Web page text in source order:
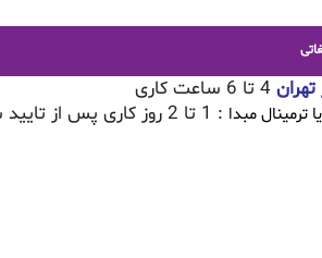
4 تا 6 ساعت کاری
مبدا : 1 تا 2 روز کاری پس از تایید سفارش